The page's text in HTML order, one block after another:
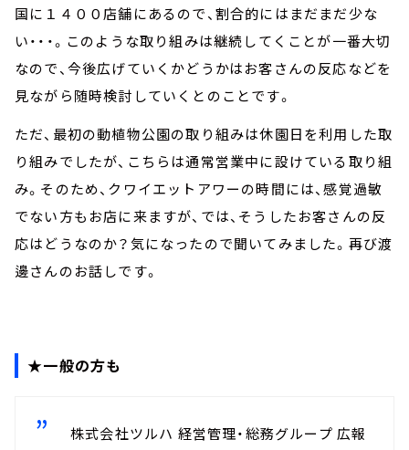
国に１４００店舗にあるので、割合的にはまだまだ少な
い・・・。このような取り組みは継続してくことが一番大切
なので、今後広げていくかどうかはお客さんの反応などを
見ながら随時検討していくとのことです。
ただ、最初の動植物公園の取り組みは休園日を利用した取
り組みでしたが、こちらは通常営業中に設けている取り組
み。そのため、クワイエットアワーの時間には、感覚過敏
でない方もお店に来ますが、では、そうしたお客さんの反
応はどうなのか？気になったので聞いてみました。再び渡
邊さんのお話しです。
★一般の方も
株式会社ツルハ 経営管理・総務グループ 広報